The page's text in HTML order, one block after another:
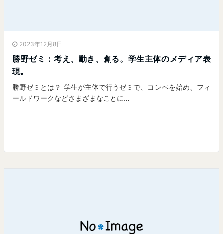
2023年12月8日
勝野ゼミ：考え、動き、創る。学生主体のメディア表
現。
勝野ゼミとは？ 学生が主体で行うゼミで、コンペを始め、フィ
ールドワークなどさまざまなことに…